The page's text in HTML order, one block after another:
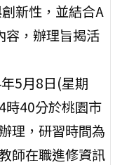
新性，並結合A
容，辦理旨揭活
5月8日(星期
時40分於桃園市
理，研習時間為
師在職進修資訊